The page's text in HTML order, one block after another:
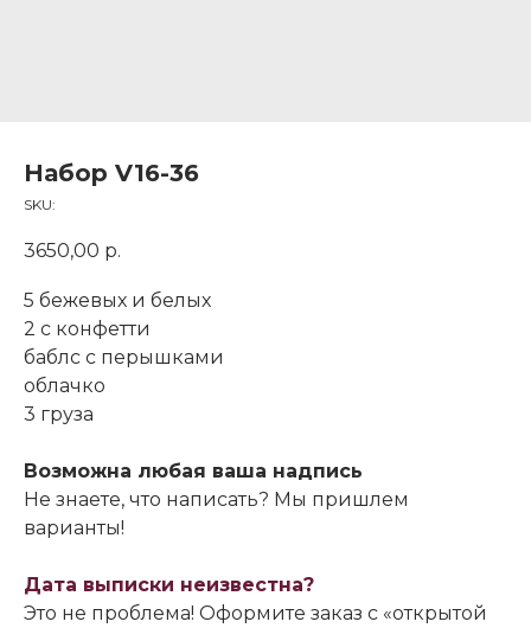
Набор V16-36
SKU:
3650,00 р.
5 бежевых и белых
2 с конфетти
баблс с перышками
облачко
3 груза
Возможна любая ваша надпись
Не знаете, что написать? Мы пришлем
варианты!
Дата выписки неизвестна?
Это не проблема! Оформите заказ с «открытой